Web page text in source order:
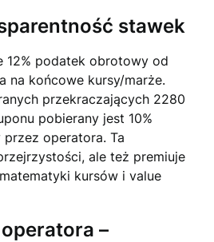
stawek
12% podatek obrotowy od
na końcowe kursy/marże.
przekraczających 2280
pobierany jest 10%
operatora. Ta
ale też premiuje
kursów i value
–